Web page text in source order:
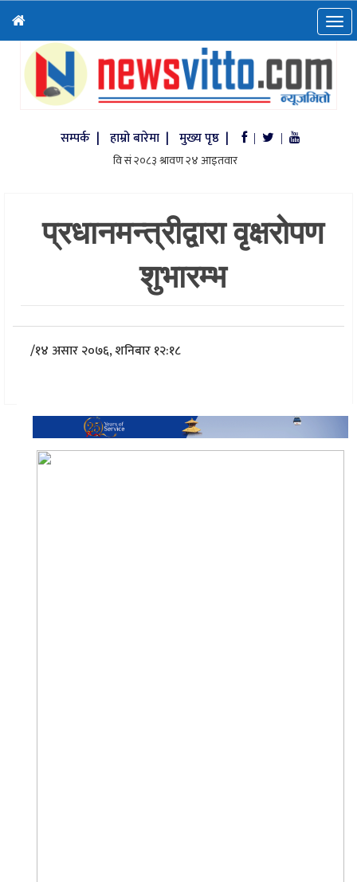
सम्पर्क | हाम्रो बारेमा | मुख्य पृष्ठ | | |
प्रधानमन्त्रीद्वारा वृक्षरोपण
शुभारम्भ
/१४ असार २०७६, शनिबार १२:१८